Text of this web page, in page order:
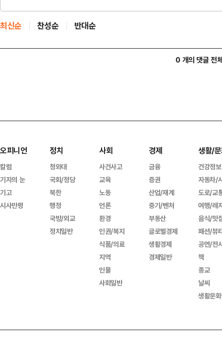
최신순 찬성순 반대순
0 개의 댓글 전
오피니언
칼럼
기자의 눈
기고
시사만평
정치
청와대
국회/정당
북한
행정
국방/외교
정치일반
사회
사건사고
교육
노동
언론
환경
인권/복지
식품/의료
지역
인물
사회일반
경제
금융
증권
산업/재계
중기/벤처
부동산
글로벌경제
생활경제
경제일반
생활/
건강정보
자동차/
도로/교
여행/레
음식/맛
패션/뷰
공연/전
책
종교
날씨
생활문